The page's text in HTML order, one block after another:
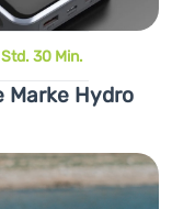
30 Min.
Marke Hydro